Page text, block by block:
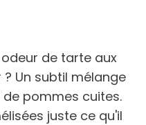
de tarte aux
Un subtil mélange
pommes cuites.
juste ce qu'il